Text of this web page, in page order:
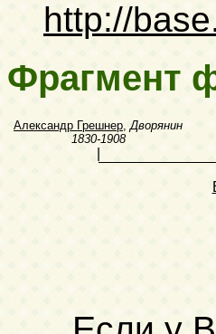
http://
Фрагмент
Александр Грешнер,Дворянин
1830-1908